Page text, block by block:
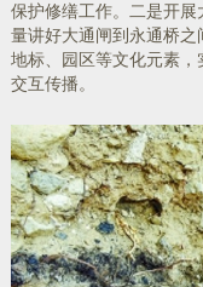
保护修缮工作。二是开
量讲好大通闸到永通桥之
地标、园区等文化元素
交互传播。